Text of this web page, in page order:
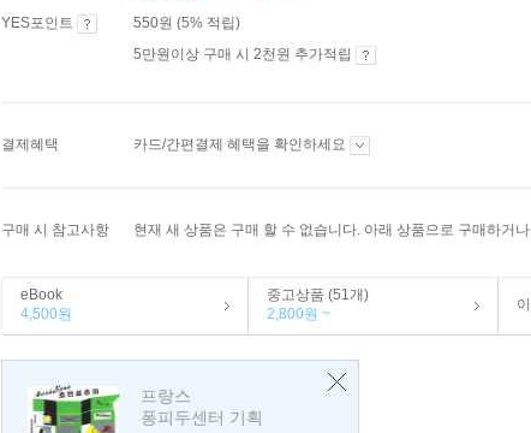
YES포인트
550원 (5% 적립)
5만원이상 구매 시 2천원 추가적립
결제혜택 카드/간편결제 혜택을 확인하세요
구매 시 참고사항 현재 새 상품은 구매 할 수 없습니다. 아래 상품으로 구매하거
eBook
4,500원
중고상품 (51개)
2,800원 ~
프랑스
퐁피두센터 기획